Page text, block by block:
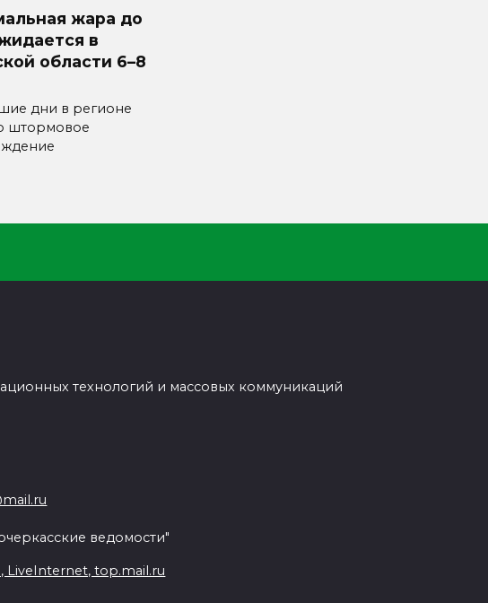
жара до
в
области 6–8
дни в регионе
штормовое
технологий и массовых коммуникаций
ведомости"
LiveInternet, top.mail.ru